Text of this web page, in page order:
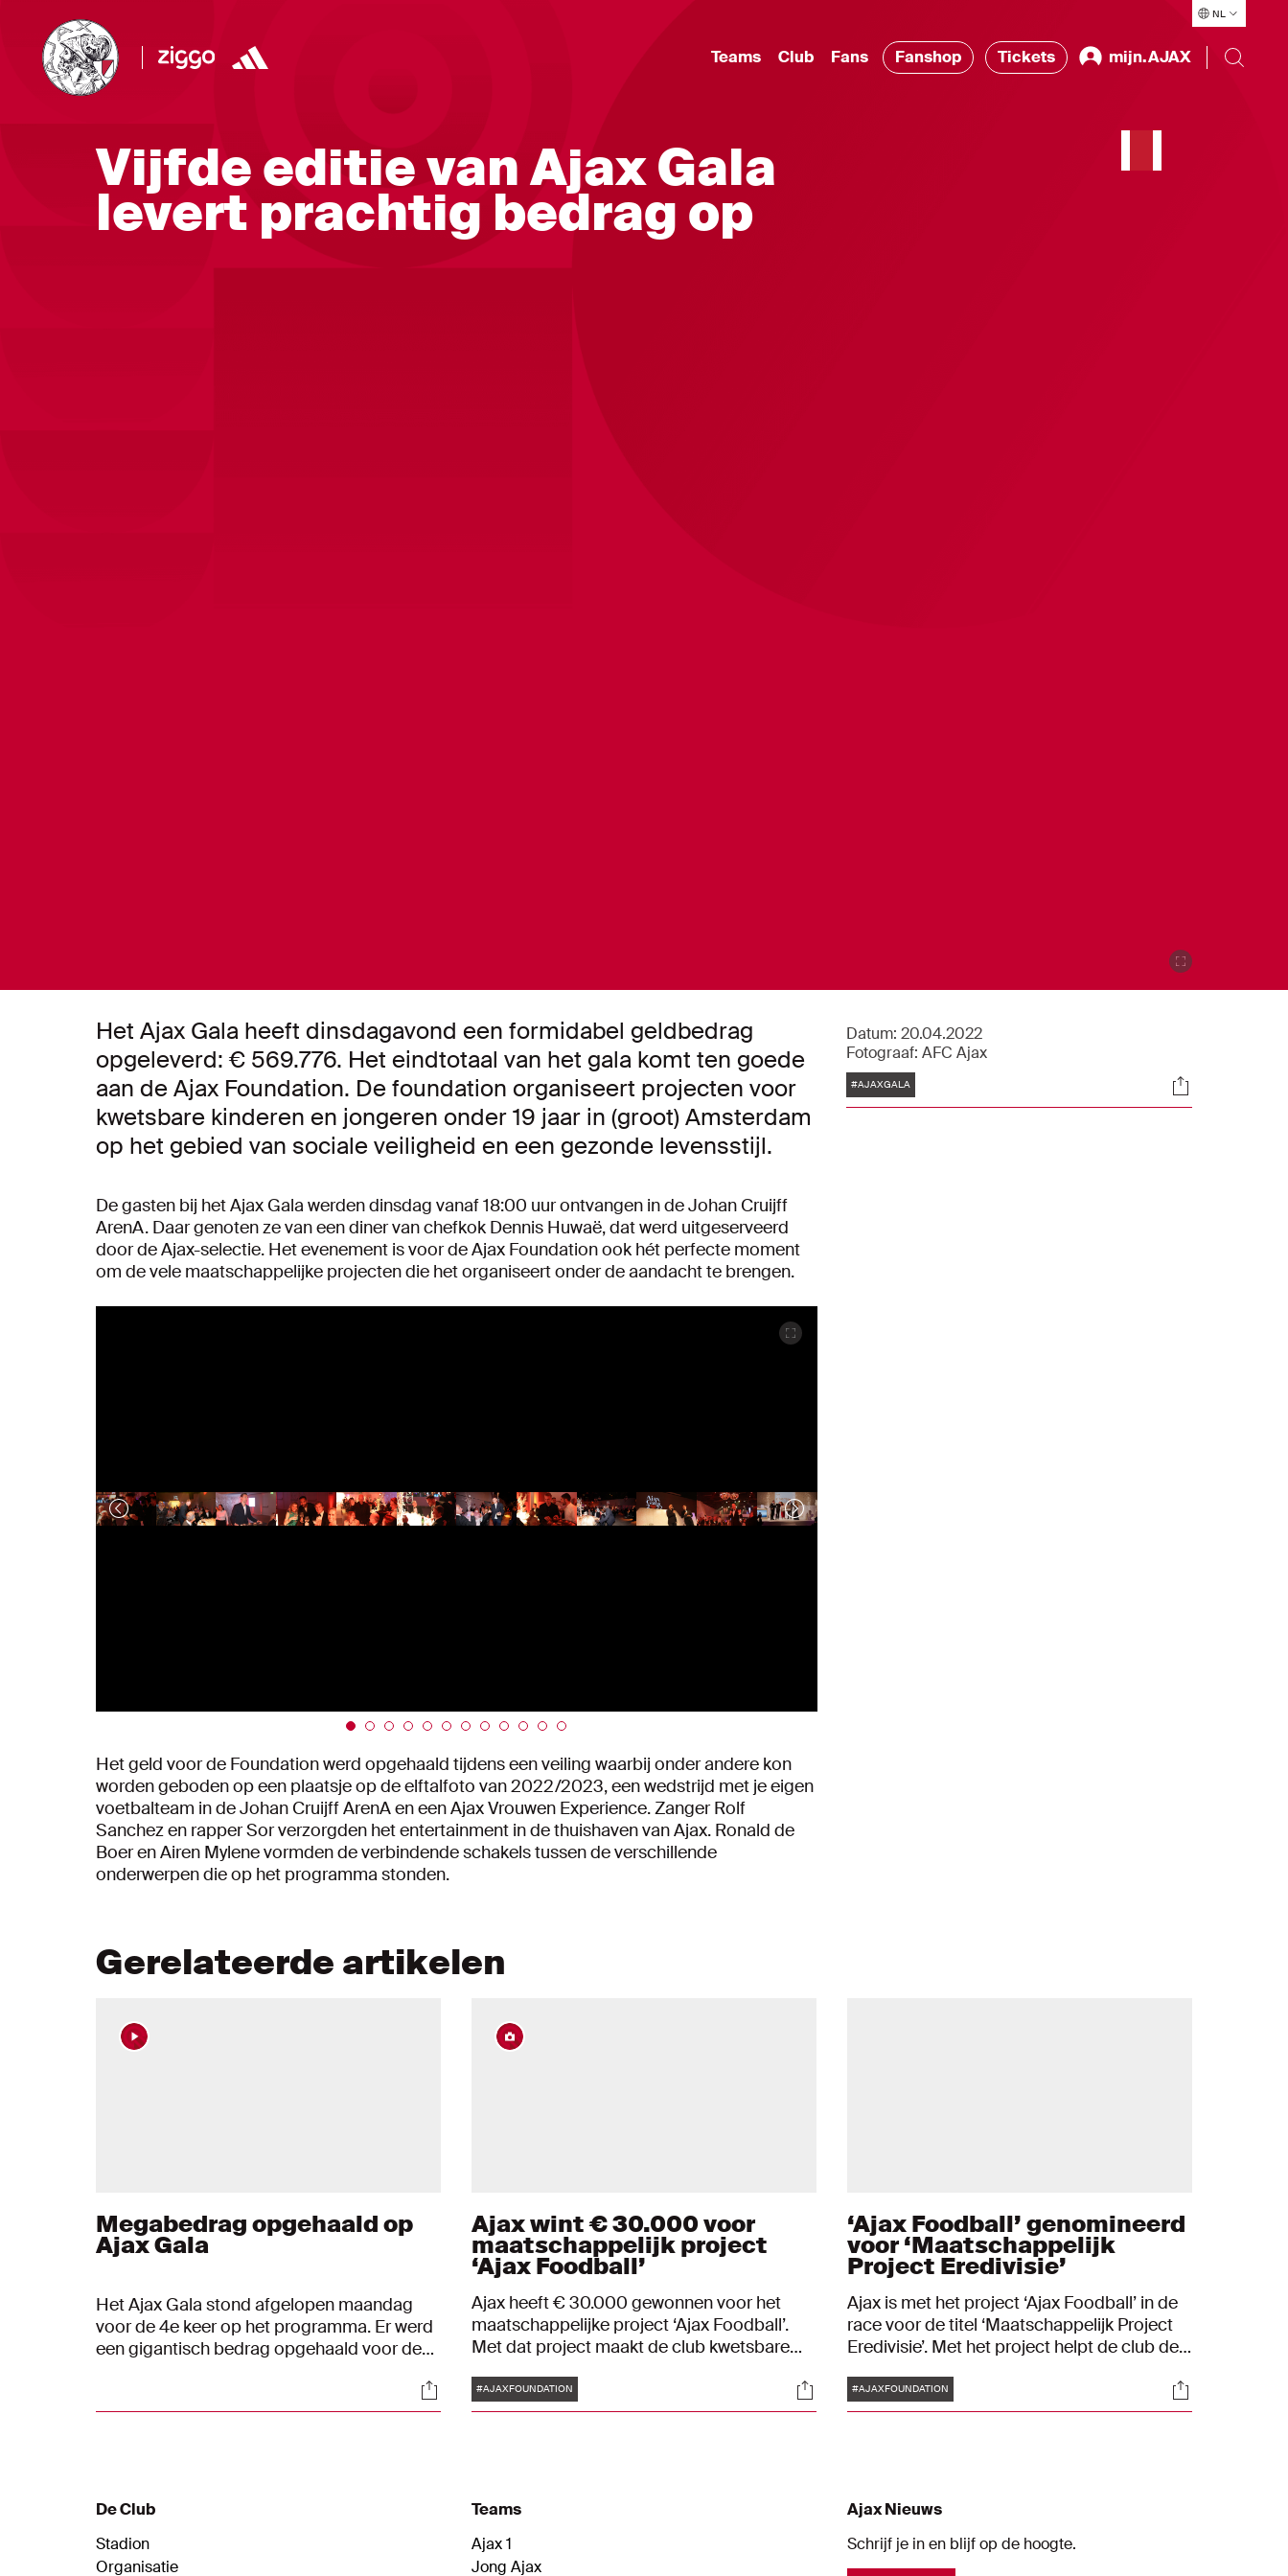
NL
Teams Club Fans Fanshop Tickets mijn.AJAX
Vijfde editie van Ajax Gala
levert prachtig bedrag op
Het Ajax Gala heeft dinsdagavond een formidabel geldbedrag
opgeleverd: € 569.776. Het eindtotaal van het gala komt ten goede
aan de Ajax Foundation. De foundation organiseert projecten voor
kwetsbare kinderen en jongeren onder 19 jaar in (groot) Amsterdam
op het gebied van sociale veiligheid en een gezonde levensstijl.
Datum: 20.04.2022
Fotograaf: AFC Ajax
Tags
#AJAXGALA Socials
De gasten bij het Ajax Gala werden dinsdag vanaf 18:00 uur ontvangen in de Johan Cruijff
ArenA. Daar genoten ze van een diner van chefkok Dennis Huwaë, dat werd uitgeserveerd
door de Ajax-selectie. Het evenement is voor de Ajax Foundation ook hét perfecte moment
om de vele maatschappelijke projecten die het organiseert onder de aandacht te brengen.
Het geld voor de Foundation werd opgehaald tijdens een veiling waarbij onder andere kon
worden geboden op een plaatsje op de elftalfoto van 2022/2023, een wedstrijd met je eigen
voetbalteam in de Johan Cruijff ArenA en een Ajax Vrouwen Experience. Zanger Rolf
Sanchez en rapper Sor verzorgden het entertainment in de thuishaven van Ajax. Ronald de
Boer en Airen Mylene vormden de verbindende schakels tussen de verschillende
onderwerpen die op het programma stonden.
Gerelateerde artikelen
Megabedrag opgehaald op
Ajax Gala
Het Ajax Gala stond afgelopen maandag
voor de 4e keer op het programma. Er werd
een gigantisch bedrag opgehaald voor de
serveren van het diner.
Socials
Ajax wint € 30.000 voor
maatschappelijk project
‘Ajax Foodball’
Ajax heeft € 30.000 gewonnen voor het
maatschappelijke project ‘Ajax Foodball’.
Met dat project maakt de club kwetsbare
gezonde leefstijl en helpt ze bij het
ontwikkelen hiervan. Ajax ging met negen
club sleepte de tweede plaats in de wacht.
Tags
#AJAXFOUNDATION Socials
‘Ajax Foodball’ genomineerd
voor ‘Maatschappelijk
Project Eredivisie’
Ajax is met het project ‘Ajax Foodball’ in de
race voor de titel ‘Maatschappelijk Project
Eredivisie’. Met het project helpt de club de
ontwikkeling van een gezonde levensstijl.
Naast Ajax zijn er nog acht andere
Tags
#AJAXFOUNDATION Socials
De Club
Stadion
Organisatie
Teams
Ajax 1
Jong Ajax
Ajax Nieuws
Schrijf je in en blijf op de hoogte.